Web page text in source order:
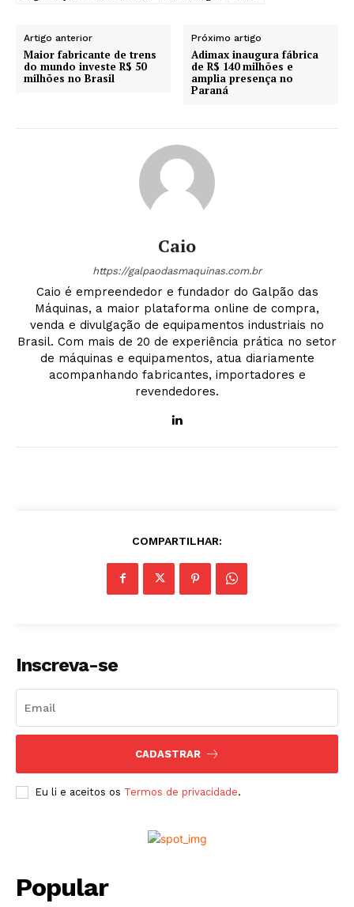
Artigo anterior
Maior fabricante de trens
do mundo investe R$ 50
milhões no Brasil
Próximo artigo
Adimax inaugura fábrica
de R$ 140 milhões e
amplia presença no
Paraná
Caio
https://galpaodasmaquinas.com.br
Caio é empreendedor e fundador do Galpão das
Máquinas, a maior plataforma online de compra,
venda e divulgação de equipamentos industriais no
Brasil. Com mais de 20 de experiência prática no setor
de máquinas e equipamentos, atua diariamente
acompanhando fabricantes, importadores e
revendedores.
COMPARTILHAR:
Inscreva-se
CADASTRAR
Eu li e aceitos os Termos de privacidade.
Popular